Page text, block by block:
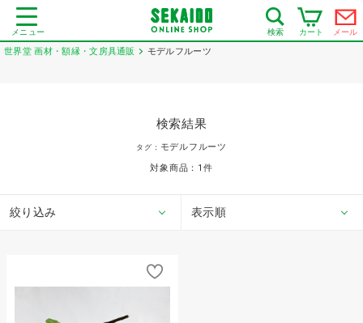
メニュー 検索 カート メール
世界堂 画材・額縁・文房具通販 モデルフルーツ
検索結果
タグ： モデルフルーツ
対象商品： 1 件
絞り込み 表示順